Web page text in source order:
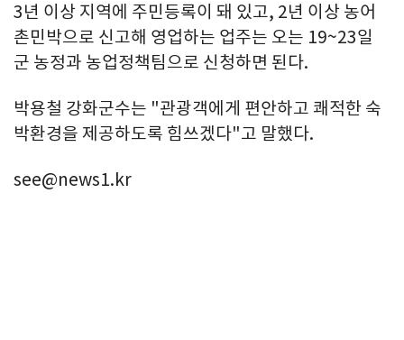
3년 이상 지역에 주민등록이 돼 있고, 2년 이상 농어
촌민박으로 신고해 영업하는 업주는 오는 19~23일
군 농정과 농업정책팀으로 신청하면 된다.
박용철 강화군수는 "관광객에게 편안하고 쾌적한 숙
박환경을 제공하도록 힘쓰겠다"고 말했다.
see@news1.kr